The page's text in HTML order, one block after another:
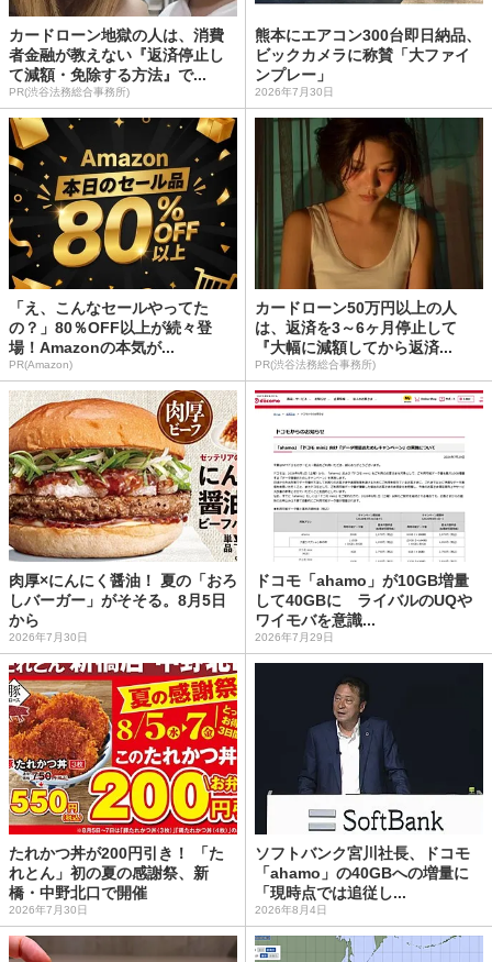
カードローン地獄の人は、消費
者金融が教えない『返済停止し
て減額・免除する方法』で...
PR(渋谷法務総合事務所)
熊本にエアコン300台即日納品、
ビックカメラに称賛「大ファイ
ンプレー」
2026年7月30日
「え、こんなセールやってた
の？」80％OFF以上が続々登
場！Amazonの本気が...
PR(Amazon)
カードローン50万円以上の人
は、返済を3～6ヶ月停止して
『大幅に減額してから返済...
PR(渋谷法務総合事務所)
肉厚×にんにく醤油！ 夏の「おろ
しバーガー」がそそる。8月5日
から
2026年7月30日
ドコモ「ahamo」が10GB増量
して40GBに ライバルのUQや
ワイモバを意識...
2026年7月29日
たれかつ丼が200円引き！ 「た
れとん」初の夏の感謝祭、新
橋・中野北口で開催
2026年7月30日
ソフトバンク宮川社長、ドコモ
「ahamo」の40GBへの増量に
「現時点では追従し...
2026年8月4日